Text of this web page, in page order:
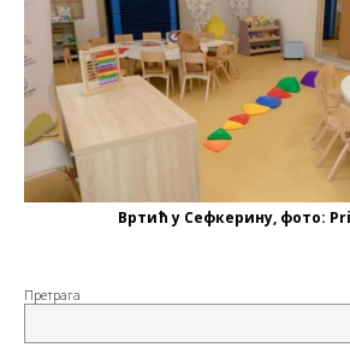
Вртић у Сефкерину, фото:
Претрага